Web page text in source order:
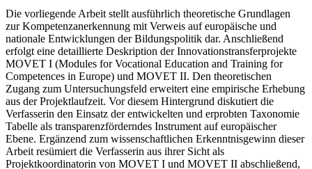
Die vorliegende Arbeit stellt ausführlich theoretische Grundlagen
zur Kompetenzanerkennung mit Verweis auf europäische und
nationale Entwicklungen der Bildungspolitik dar. Anschließend
erfolgt eine detaillierte Deskription der Innovationstransferprojekte
MOVET I (Modules for Vocational Education and Training for
Competences in Europe) und MOVET II. Den theoretischen
Zugang zum Untersuchungsfeld erweitert eine empirische Erhebung
aus der Projektlaufzeit. Vor diesem Hintergrund diskutiert die
Verfasserin den Einsatz der entwickelten und erprobten Taxonomie
Tabelle als transparenzförderndes Instrument auf europäischer
Ebene. Ergänzend zum wissenschaftlichen Erkenntnisgewinn dieser
Arbeit resümiert die Verfasserin aus ihrer Sicht als
Projektkoordinatorin von MOVET I und MOVET II abschließend,